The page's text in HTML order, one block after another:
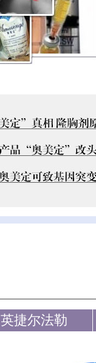
英捷尔法勒